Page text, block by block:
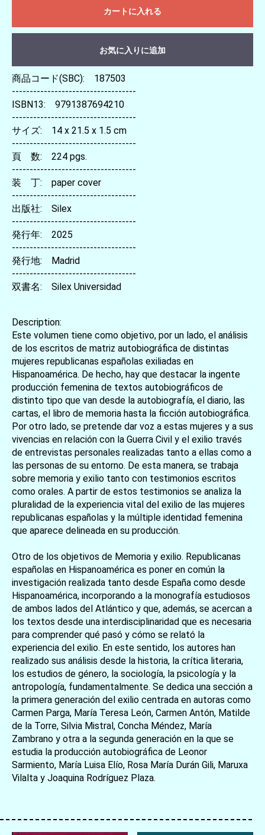
カートに入れる
お気に入りに追加
商品コード(SBC): 187503
-----------------------------------
ISBN13: 9791387694210
-----------------------------------
サイズ: 14 x 21.5 x 1.5 cm
-----------------------------------
頁 数: 224 pgs.
-----------------------------------
装 丁: paper cover
-----------------------------------
出版社: Silex
-----------------------------------
発行年: 2025
-----------------------------------
発行地: Madrid
-----------------------------------
双書名: Silex Universidad
Description:
Este volumen tiene como objetivo, por un lado, el análisis
de los escritos de matriz autobiográfica de distintas
mujeres republicanas españolas exiliadas en
Hispanoamérica. De hecho, hay que destacar la ingente
producción femenina de textos autobiográficos de
distinto tipo que van desde la autobiografía, el diario, las
cartas, el libro de memoria hasta la ficción autobiográfica.
Por otro lado, se pretende dar voz a estas mujeres y a sus
vivencias en relación con la Guerra Civil y el exilio través
de entrevistas personales realizadas tanto a ellas como a
las personas de su entorno. De esta manera, se trabaja
sobre memoria y exilio tanto con testimonios escritos
como orales. A partir de estos testimonios se analiza la
pluralidad de la experiencia vital del exilio de las mujeres
republicanas españolas y la múltiple identidad femenina
que aparece delineada en su producción.
Otro de los objetivos de Memoria y exilio. Republicanas
españolas en Hispanoamérica es poner en común la
investigación realizada tanto desde España como desde
Hispanoamérica, incorporando a la monografía estudiosos
de ambos lados del Atlántico y que, además, se acercan a
los textos desde una interdisciplinaridad que es necesaria
para comprender qué pasó y cómo se relató la
experiencia del exilio. En este sentido, los autores han
realizado sus análisis desde la historia, la crítica literaria,
los estudios de género, la sociología, la psicología y la
antropología, fundamentalmente. Se dedica una sección a
la primera generación del exilio centrada en autoras como
Carmen Parga, María Teresa León, Carmen Antón, Matilde
de la Torre, Silvia Mistral, Concha Méndez, María
Zambrano y otra a la segunda generación en la que se
estudia la producción autobiográfica de Leonor
Sarmiento, María Luisa Elío, Rosa María Durán Gili, Maruxa
Vilalta y Joaquina Rodríguez Plaza.